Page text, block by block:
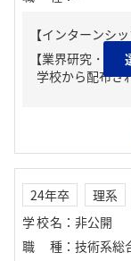
【インターンシ
【業界研究・企
学校から配布さ
24年卒 理系
学校名 ： 非公開
職種 ： 技術系総